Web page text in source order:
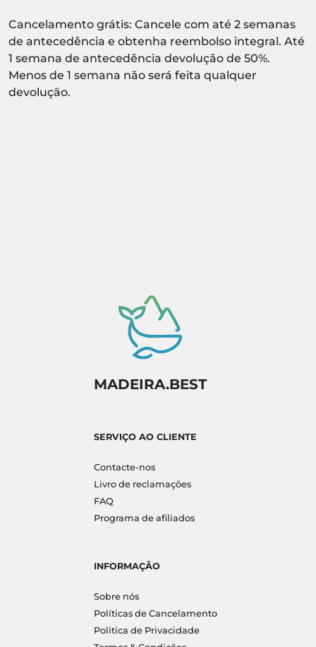
Cancelamento grátis: Cancele com até 2 semanas
de antecedência e obtenha reembolso integral. Até
1 semana de antecedência devolução de 50%.
Menos de 1 semana não será feita qualquer
devolução.
MADEIRA.BEST
SERVIÇO AO CLIENTE
Contacte-nos
Livro de reclamações
FAQ
Programa de afiliados
INFORMAÇÃO
Sobre nós
Políticas de Cancelamento
Politica de Privacidade